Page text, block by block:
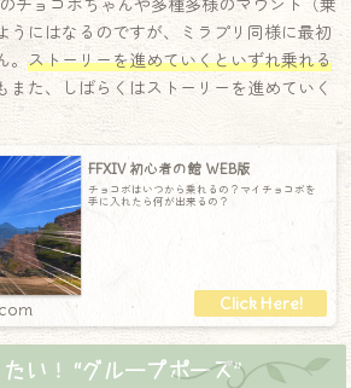
チョコボちゃんや多種多様のマウント（乗
うにはなるのですが、ミラプリ同様に最初
ストーリーを進めていくといずれ乗れる
また、しばらくはストーリーを進めていく
FFXIV 初心者の館 WEB版
チョコボはいつから乗れるの？マイチョコボを
手に入れたら何が出来るの？
い！ “グループポーズ”